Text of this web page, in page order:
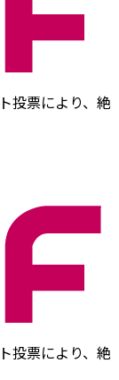
投票により、絶
投票により、絶